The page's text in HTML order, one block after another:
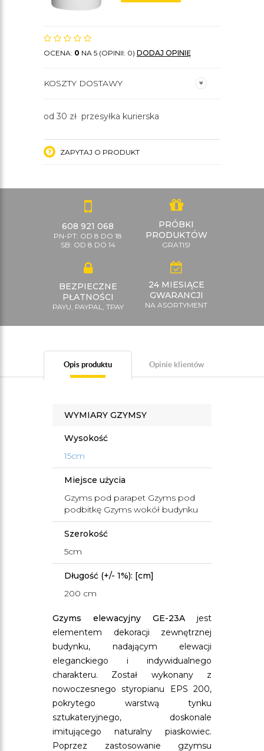
OCENA: 0 NA 5 (OPINII: 0) DODAJ OPINIĘ
KOSZTY DOSTAWY
od 30 zł przesyłka kurierska
ZAPYTAJ O PRODUKT
608 921 068
PN-PT: OD 8 DO 18
SB: OD 8 DO 14
PRÓBKI
PRODUKTÓW
GRATIS!
BEZPIECZNE
PŁATNOŚCI
PAYU, PAYPAL, TPAY
24 MIESIĄCE
GWARANCJI
NA ASORTYMENT
Opis produktu Opinie klientów
WYMIARY GZYMSY
Wysokość
15cm
Miejsce użycia
Gzyms pod parapet Gzyms pod
podbitkę Gzyms wokół budynku
Szerokość
5cm
Długość (+/- 1%): [cm]
200 cm
Gzyms elewacyjny GE-23A jest
elementem dekoracji zewnętrznej
budynku, nadającym elewacji
eleganckiego i indywidualnego
charakteru. Został wykonany z
nowoczesnego styropianu EPS 200,
pokrytego warstwą tynku
sztukateryjnego, doskonale
imitującego naturalny piaskowiec.
Poprzez zastosowanie gzymsu